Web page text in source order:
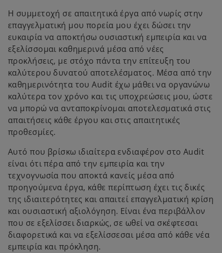
H συμμετοχή σε απαιτητικά έργα από νωρίς στην
επαγγελματική μου πορεία μου έχει δώσει την
ευκαιρία να αποκτήσω ουσιαστική εμπειρία και να
εξελίσσομαι καθημερινά μέσα από νέες
προκλήσεις, με στόχο πάντα την επίτευξη του
καλύτερου δυνατού αποτελέσματος. Μέσα από την
καθημερινότητα του Audit έχω μάθει να οργανώνω
καλύτερα τον χρόνο και τις υποχρεώσεις μου, ώστε
να μπορώ να ανταποκρίνομαι αποτελεσματικά στις
απαιτήσεις κάθε έργου και στις απαιτητικές
προθεσμίες.
Αυτό που βρίσκω ιδιαίτερα ενδιαφέρον στο Audit
είναι ότι πέρα από την εμπειρία και την
τεχνογνωσία που αποκτά κανείς μέσα από
προηγούμενα έργα, κάθε περίπτωση έχει τις δικές
της ιδιαιτερότητες και απαιτεί επαγγελματική κρίση
και ουσιαστική αξιολόγηση. Είναι ένα περιβάλλον
που σε εξελίσσει διαρκώς, σε ωθεί να σκέφτεσαι
διαφορετικά και να εξελίσσεσαι μέσα από κάθε νέα
εμπειρία και πρόκληση.